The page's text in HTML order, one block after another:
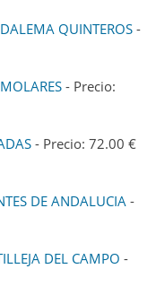
QUINTEROS -
- Precio:
- Precio: 72.00 €
DE ANDALUCIA -
DEL CAMPO -